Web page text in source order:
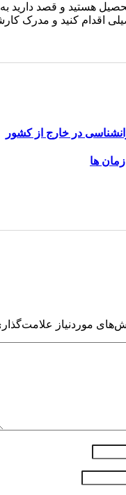
هستید و قصد دارید به
اقدام کنید و مدرک
در خارج از کشور
ها
موردنیاز